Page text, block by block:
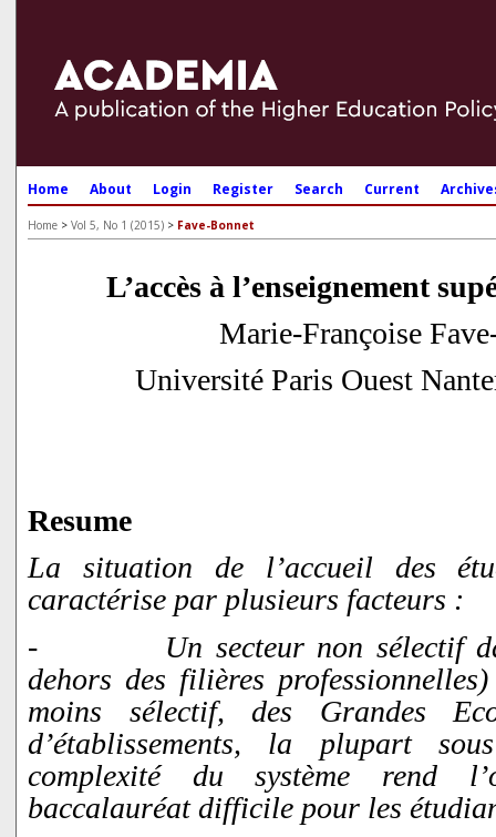
Home About Login Register Search Current
Home > Vol 5, No 1 (2015) > Fave-Bonnet
L’accès à l’enseignement
Marie-Françoise
Université Paris Ouest
Resume
La situation de l’accueil des
caractérise par plusieurs facteurs :
-
Un secteur non sélectif
dehors des filières
moins sélectif, des Grandes
d’établissements, la plupart
complexité du système rend
baccalauréat difficile pour les